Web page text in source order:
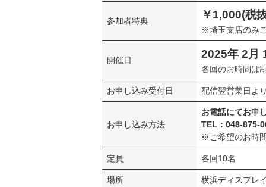
参加者特典
￥1,000(税
※埼玉支店のみ
開催日
2025年 2
各回のお時間は
お申し込み受付日 配信翌営業日よ
お申し込み方法
お電話にてお申
TEL：048-875-
※ご希望のお時
定員 各回10名
場所 横浜ディスプレ